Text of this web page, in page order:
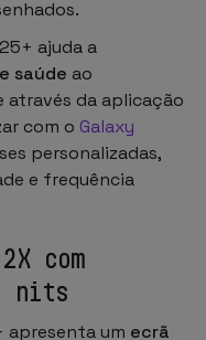
ajuda a
saúde ao
através da aplicação
com o Galaxy
personalizadas,
e frequência
com
nits
apresenta um ecrã